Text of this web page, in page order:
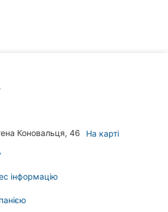
Коновальця, 46
На карті
інформацію